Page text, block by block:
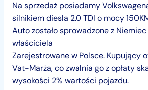
Na sprzedaż posiadamy
silnikiem diesla 2.0 TDI o mocy
Auto zostało sprowadzone z
właściciela
Zarejestrowane w Polsce. Kupujący
Vat-Marża, co zwalnia go z opłaty
wysokości 2% wartości pojazdu.